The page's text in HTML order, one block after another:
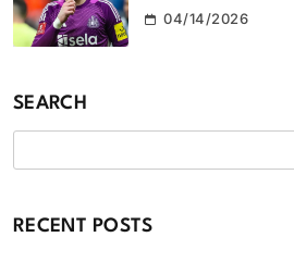
04/14/2026
SEARCH
RECENT POSTS